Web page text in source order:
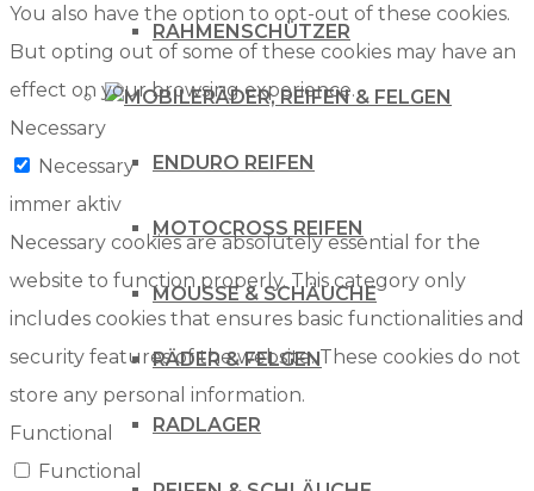
RAHMENSCHÜTZER
RÄDER, REIFEN & FELGEN
ENDURO REIFEN
MOTOCROSS REIFEN
MOUSSE & SCHÄUCHE
RÄDER & FELGEN
RADLAGER
You also have the option to opt-out of these cookies.
But opting out of some of these cookies may have an
effect on your browsing experience.
Necessary
Necessary
immer aktiv
Necessary cookies are absolutely essential for the
website to function properly. This category only
includes cookies that ensures basic functionalities and
security features of the website. These cookies do not
store any personal information.
Functional
Functional